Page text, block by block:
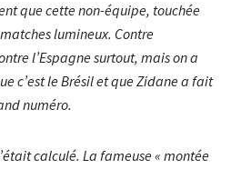
que cette non-équipe, touchée
lumineux. Contre
l’Espagne surtout, mais on a
c’est le Brésil et que Zidane a fait
numéro.
calculé. La fameuse « montée